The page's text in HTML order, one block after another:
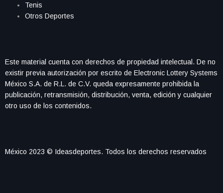
Tenis
Otros Deportes
Este material cuenta con derechos de propiedad intelectual. De no
existir previa autorización por escrito de Electronic Lottery Systems
México S.A. de R.L. de C.V. queda expresamente prohibida la
publicación, retransmisión, distribución, venta, edición y cualquier
otro uso de los contenidos.
México 2023 © Ideasdeportes. Todos los derechos reservados